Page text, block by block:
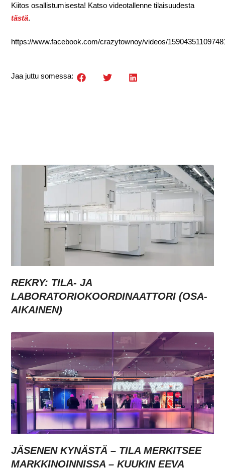
Kiitos osallistumisesta! Katso videotallenne tilaisuudesta
tästä.
https://www.facebook.com/crazytownoy/videos/
Jaa juttu somessa:
REKRY: TILA- JA
LABORATORIOKOORDINAATTORI (OSA-
AIKAINEN)
JÄSENEN KYNÄSTÄ – TILA MERKITSEE
MARKKINOINNISSA – KUUKIN EEVA